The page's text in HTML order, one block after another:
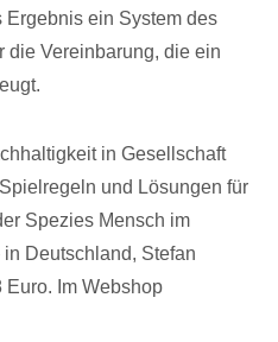
ein System des
die Vereinbarung, die ein
in Gesellschaft
und Lösungen für
Spezies Mensch im
Deutschland, Stefan
Im Webshop